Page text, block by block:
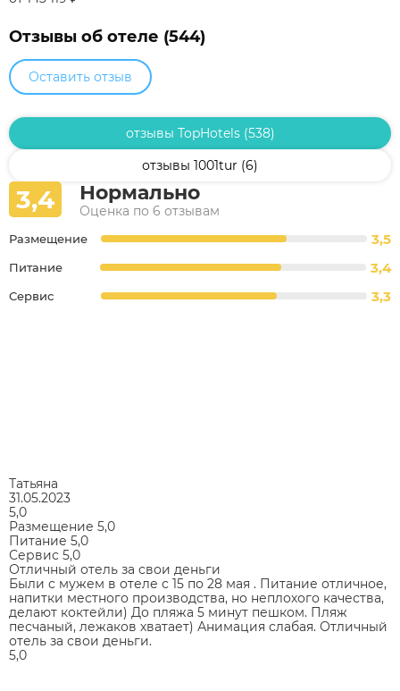
Отзывы об отеле (544)
Оставить отзыв
отзывы TopHotels (538)
отзывы 1001tur (6)
3,4 Нормально
Оценка по 6 отзывам
Размещение 3,5
Питание 3,4
Сервис 3,3
Татьяна
31.05.2023
5,0
Размещение 5,0
Питание 5,0
Сервис 5,0
Отличный отель за свои деньги
Были с мужем в отеле с 15 по 28 мая . Питание отличное,
напитки местного производства, но неплохого качества,
делают коктейли) До пляжа 5 минут пешком. Пляж
песчаный, лежаков хватает) Анимация слабая. Отличный
отель за свои деньги.
5,0